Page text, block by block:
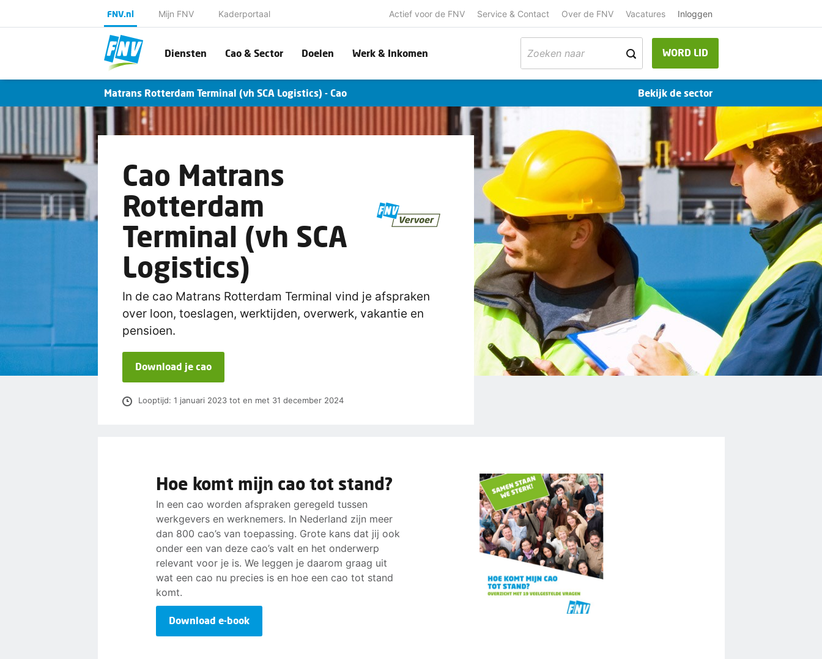
FNV.nl Mijn FNV Kaderportaal Actief voor de FNV Service & Contact Over de FNV Vacatures Inloggen
Diensten Cao & Sector Doelen Werk & Inkomen WORD LID
Matrans Rotterdam Terminal (vh SCA Logistics) - Cao Bekijk de sector
Cao Matrans
Rotterdam
Terminal (vh SCA
Logistics)
In de cao Matrans Rotterdam Terminal vind je afspraken
over loon, toeslagen, werktijden, overwerk, vakantie en
pensioen.
Download je cao
Looptijd: 1 januari 2023 tot en met 31 december 2024
Hoe komt mijn cao tot stand?
In een cao worden afspraken geregeld tussen
werkgevers en werknemers. In Nederland zijn meer
dan 800 cao’s van toepassing. Grote kans dat jij ook
onder een van deze cao’s valt en het onderwerp
relevant voor je is. We leggen je daarom graag uit
wat een cao nu precies is en hoe een cao tot stand
komt.
Download e-book